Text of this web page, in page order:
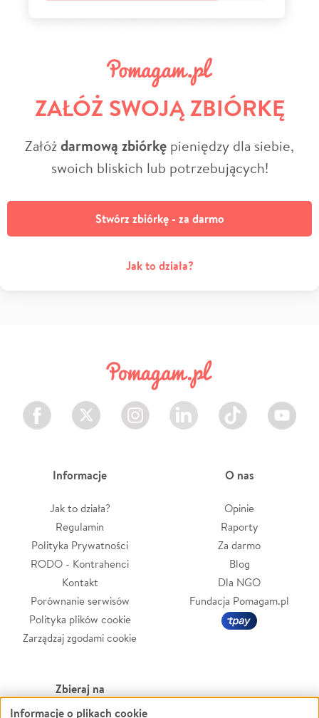
ZAŁÓŻ SWOJĄ ZBIÓRKĘ
Załóżdarmową zbiórkę pieniędzy dla siebie,
swoich bliskich lub potrzebujących!
Stwórz zbiórkę - za darmo
Jak to działa?
Facebook Twitter Instagram LinkedIn TikTok Youtube
Informacje
Jak to działa?
Regulamin
Polityka Prywatności
RODO - Kontrahenci
Kontakt
Porównanie serwisów
Polityka plików cookie
Zarządzaj zgodami cookie
O nas
Opinie
Raporty
Za darmo
Blog
Dla NGO
Fundacja Pomagam.pl
Zbieraj na
Informacje o plikach cookie